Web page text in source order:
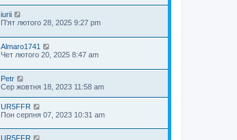
iurii
П'ят лютого 28, 2025 9:27 pm
Almaro1741
Чет лютого 20, 2025 8:47 am
Petr
Сер жовтня 18, 2023 11:58 am
UR5FFR
Пон серпня 07, 2023 10:31 am
UR5FFR